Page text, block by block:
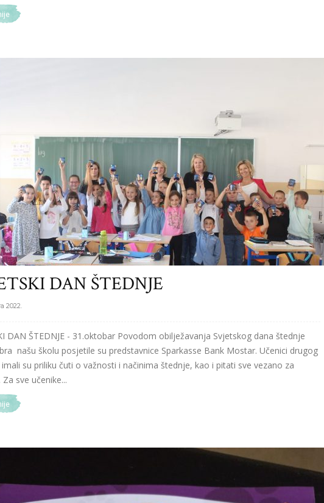
DAN ŠTEDNJE
2022.
DAN ŠTEDNJE - 31.oktobar Povodom obilježavanja Svjetskog dana štednje
našu školu posjetile su predstavnice Sparkasse Bank Mostar. Učenici drugog
su priliku čuti o važnosti i načinima štednje, kao i pitati sve vezano za
sve učenike...